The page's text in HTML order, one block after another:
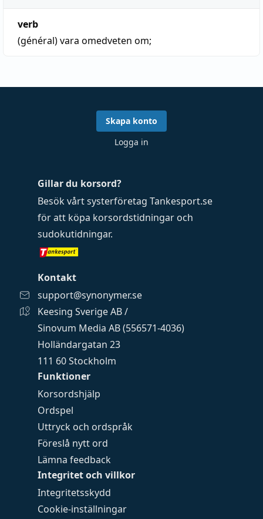
verb
(général)vara omedveten om;
Funktioner
Korsordshjälp
Ordspel
Uttryck och ordspråk
Föreslå nytt ord
Lämna feedback
Integritet och villkor
Integritetsskydd
Cookie-inställningar
Gillar du korsord?
Besök vårt systerföretag Tankesport.se
för att köpa korsordstidningar och
sudokutidningar.
Kontakt
support@synonymer.se
Keesing Sverige AB /
Sinovum Media AB (556571-4036)
Holländargatan 23
111 60 Stockholm
Skapa konto
Logga in